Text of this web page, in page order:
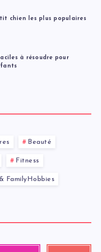
chien les plus populaires
à résoudre pour
Beauté
Fitness
FamilyHobbies